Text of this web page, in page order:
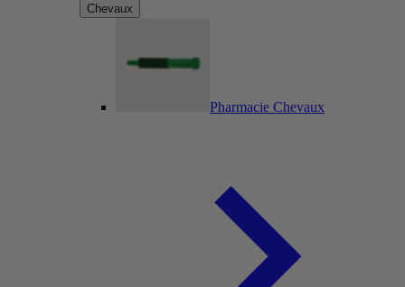
Chevaux
Pharmacie Chevaux